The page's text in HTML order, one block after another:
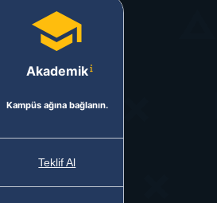
Akademik
Kampüs ağına bağlanın.
Teklif Al